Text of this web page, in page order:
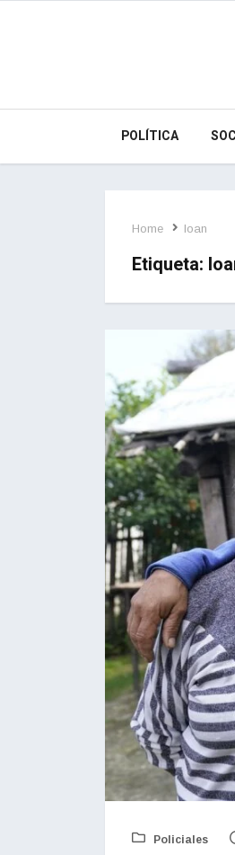
POLÍTICA
Home loan
Etiqueta:
Policiales